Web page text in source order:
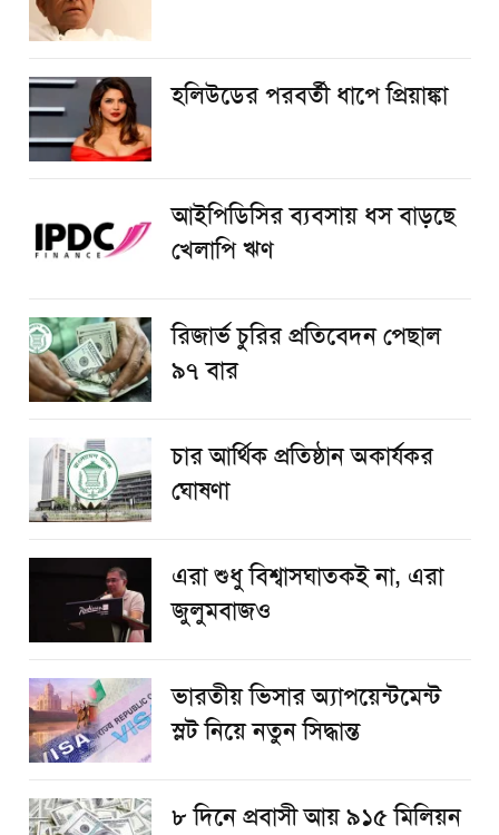
হলিউডের পরবর্তী ধাপে প্রিয়াঙ্কা
আইপিডিসির ব্যবসায় ধস বাড়ছে
খেলাপি ঋণ
রিজার্ভ চুরির প্রতিবেদন পেছাল
৯৭ বার
চার আর্থিক প্রতিষ্ঠান অকার্যকর
ঘোষণা
এরা শুধু বিশ্বাসঘাতকই না, এরা
জুলুমবাজও
ভারতীয় ভিসার অ্যাপয়েন্টমেন্ট
স্লট নিয়ে নতুন সিদ্ধান্ত
৮ দিনে প্রবাসী আয় ৯১৫ মিলিয়ন